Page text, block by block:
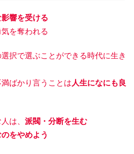
響を受ける
を奪われる
択で選ぶことができる時代に生き
ばかり言うことは人生になにも良
は、 派閥・分断を生む
をやめよう